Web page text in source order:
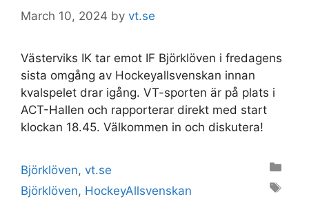
March 10, 2024 by vt.se
Västerviks IK tar emot IF Björklöven i fredagens
sista omgång av Hockeyallsvenskan innan
kvalspelet drar igång. VT-sporten är på plats i
ACT-Hallen och rapporterar direkt med start
klockan 18.45. Välkommen in och diskutera!
Categories
Björklöven, vt.se
Tags
Björklöven, HockeyAllsvenskan